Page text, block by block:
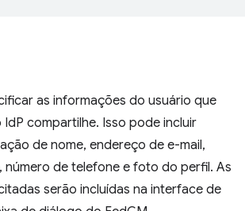
as informações do usuário que
IdP compartilhe. Isso pode incluir
de nome, endereço de e-mail,
número de telefone e foto do perfil. As
serão incluídas na interface de